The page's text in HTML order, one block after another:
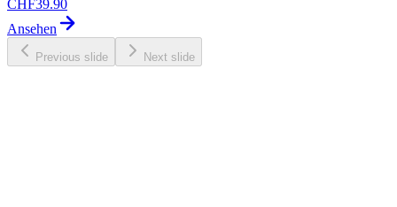
CHF39.90
Ansehen
Previous slide Next slide